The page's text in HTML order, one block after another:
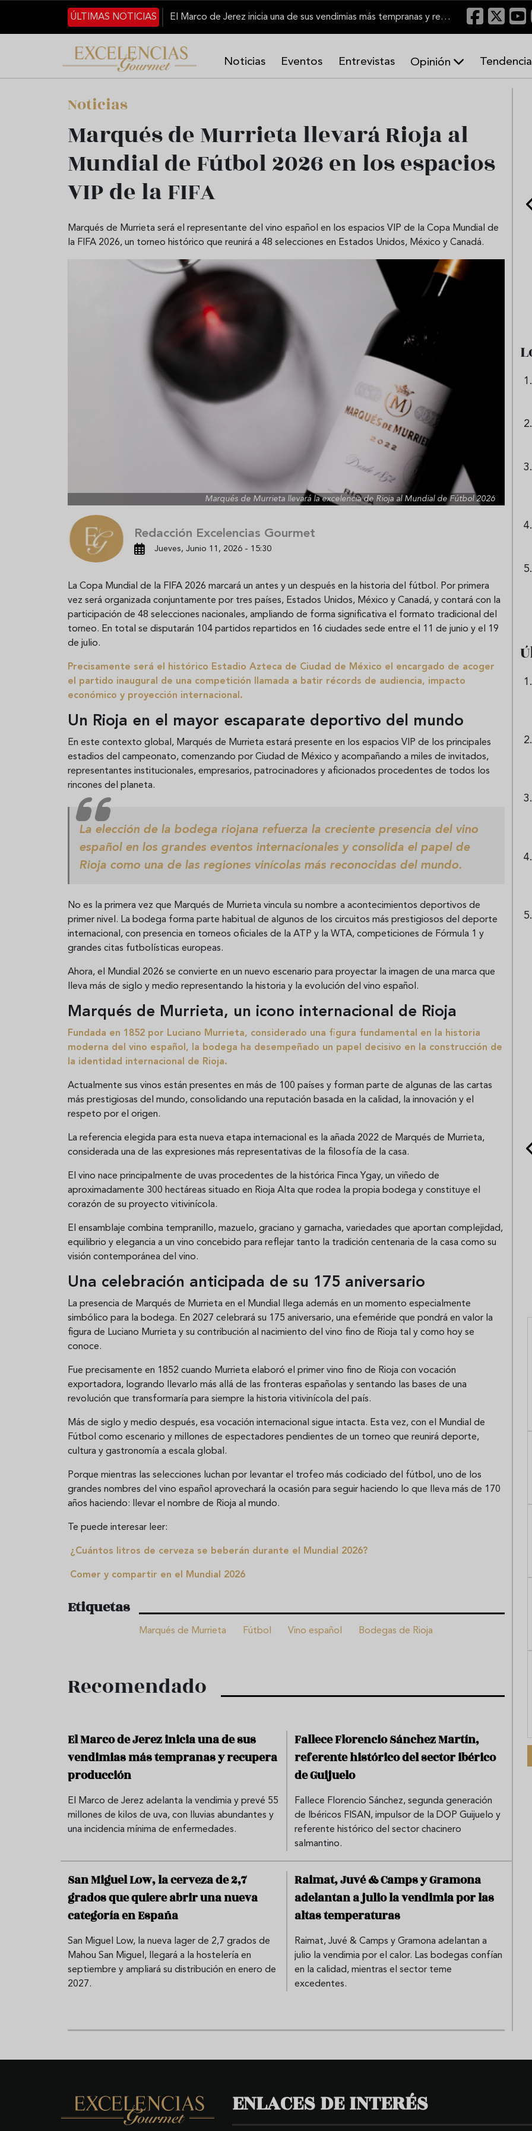
Pasar al contenido principal
ÚLTIMAS NOTICIAS
El Marco de Jerez inicia una de sus vendimias más tempranas y recupera producción
Noticias Eventos Entrevistas Opinión
n
í
s
Noticias
Marqués de Murrieta llevará Rioja al
Mundial de Fútbol 2026 en los espacios
VIP de la FIFA
Marqués de Murrieta será el representante del vino español en los espacios VIP de la Copa Mundial de
la FIFA 2026, un torneo histórico que reunirá a 48 selecciones en Estados Unidos, México y Canadá.
Marqués de Murrieta llevará la excelencia de Rioja al Mundial de Fútbol 2026
Redacción Excelencias Gourmet
Jueves, Junio 11, 2026 - 15:30
La Copa Mundial de la FIFA 2026 marcará un antes y un después en la historia del fútbol. Por primera
vez será organizada conjuntamente por tres países, Estados Unidos, México y Canadá, y contará con la
participación de 48 selecciones nacionales, ampliando de forma significativa el formato tradicional del
torneo. En total se disputarán 104 partidos repartidos en 16 ciudades sede entre el 11 de junio y el 19
de julio.
Precisamente será el histórico Estadio Azteca de Ciudad de México el encargado de acoger
el partido inaugural de una competición llamada a batir récords de audiencia, impacto
económico y proyección internacional.
Un Rioja en el mayor escaparate deportivo del mundo
En este contexto global, Marqués de Murrieta estará presente en los espacios VIP de los principales
estadios del campeonato, comenzando por Ciudad de México y acompañando a miles de invitados,
representantes institucionales, empresarios, patrocinadores y aficionados procedentes de todos los
rincones del planeta.
La elección de la bodega riojana refuerza la creciente presencia del vino
español en los grandes eventos internacionales y consolida el papel de
Rioja como una de las regiones vinícolas más reconocidas del mundo.
No es la primera vez que Marqués de Murrieta vincula su nombre a acontecimientos deportivos de
primer nivel. La bodega forma parte habitual de algunos de los circuitos más prestigiosos del deporte
internacional, con presencia en torneos oficiales de la ATP y la WTA, competiciones de Fórmula 1 y
grandes citas futbolísticas europeas.
Ahora, el Mundial 2026 se convierte en un nuevo escenario para proyectar la imagen de una marca que
lleva más de siglo y medio representando la historia y la evolución del vino español.
Marqués de Murrieta, un icono internacional de Rioja
Fundada en 1852 por Luciano Murrieta, considerado una figura fundamental en la historia
moderna del vino español, la bodega ha desempeñado un papel decisivo en la construcción de
la identidad internacional de Rioja.
Actualmente sus vinos están presentes en más de 100 países y forman parte de algunas de las cartas
más prestigiosas del mundo, consolidando una reputación basada en la calidad, la innovación y el
respeto por el origen.
La referencia elegida para esta nueva etapa internacional es la añada 2022 de Marqués de Murrieta,
considerada una de las expresiones más representativas de la filosofía de la casa.
El vino nace principalmente de uvas procedentes de la histórica Finca Ygay, un viñedo de
aproximadamente 300 hectáreas situado en Rioja Alta que rodea la propia bodega y constituye el
corazón de su proyecto vitivinícola.
El ensamblaje combina tempranillo, mazuelo, graciano y garnacha, variedades que aportan complejidad,
equilibrio y elegancia a un vino concebido para reflejar tanto la tradición centenaria de la casa como su
visión contemporánea del vino.
Una celebración anticipada de su 175 aniversario
La presencia de Marqués de Murrieta en el Mundial llega además en un momento especialmente
simbólico para la bodega. En 2027 celebrará su 175 aniversario, una efeméride que pondrá en valor la
figura de Luciano Murrieta y su contribución al nacimiento del vino fino de Rioja tal y como hoy se
conoce.
Fue precisamente en 1852 cuando Murrieta elaboró el primer vino fino de Rioja con vocación
exportadora, logrando llevarlo más allá de las fronteras españolas y sentando las bases de una
revolución que transformaría para siempre la historia vitivinícola del país.
Más de siglo y medio después, esa vocación internacional sigue intacta. Esta vez, con el Mundial de
Fútbol como escenario y millones de espectadores pendientes de un torneo que reunirá deporte,
cultura y gastronomía a escala global.
Porque mientras las selecciones luchan por levantar el trofeo más codiciado del fútbol, uno de los
grandes nombres del vino español aprovechará la ocasión para seguir haciendo lo que lleva más de 170
años haciendo: llevar el nombre de Rioja al mundo.
Te puede interesar leer:
¿Cuántos litros de cerveza se beberán durante el Mundial 2026?
Comer y compartir en el Mundial 2026
Etiquetas
Marqués de Murrieta Fútbol Vino español Bodegas de Rioja
Recomendado
El Marco de Jerez inicia una de sus
vendimias más tempranas y recupera
producción
El Marco de Jerez adelanta la vendimia y prevé 55
millones de kilos de uva, con lluvias abundantes y
una incidencia mínima de enfermedades.
Fallece Florencio Sánchez Martín,
referente histórico del sector ibérico
de Guijuelo
Fallece Florencio Sánchez, segunda generación
de Ibéricos FISAN, impulsor de la DOP Guijuelo y
referente histórico del sector chacinero
salmantino.
San Miguel Low, la cerveza de 2,7
grados que quiere abrir una nueva
categoría en España
San Miguel Low, la nueva lager de 2,7 grados de
Mahou San Miguel, llegará a la hostelería en
septiembre y ampliará su distribución en enero de
2027.
Raimat, Juvé & Camps y Gramona
adelantan a julio la vendimia por las
altas temperaturas
Raimat, Juvé & Camps y Gramona adelantan a
julio la vendimia por el calor. Las bodegas confían
en la calidad, mientras el sector teme
excedentes.
Sopa fría de sandía: el plato
que querrás repetir todo el
¿Cuál es el origen de la lasaña?
Historia y receta de la
auténtica boloñesa
Ni sangría ni tinto de verano:
aprende a preparar granizado
de vino especiado
ENLACES DE INTERÉS